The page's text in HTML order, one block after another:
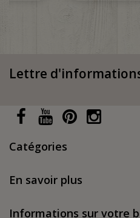
Lettre
Catégories
En savoir plus
Informations sur votre